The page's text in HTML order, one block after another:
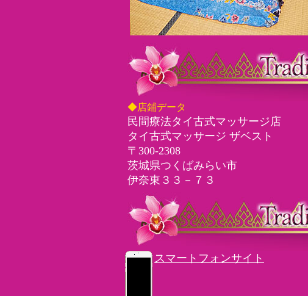
◆店鋪データ
民間療法タイ古式マッサージ店
タイ古式マッサージ ザベスト
〒300-2308
茨城県つくばみらい市
伊奈東３３－７３
スマートフォンサイト